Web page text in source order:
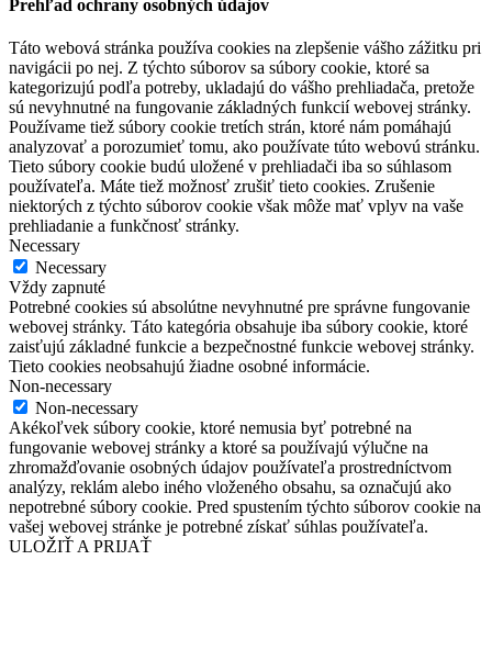
Prehľad ochrany osobných údajov
Táto webová stránka používa cookies na zlepšenie vášho zážitku pri
navigácii po nej. Z týchto súborov sa súbory cookie, ktoré sa
kategorizujú podľa potreby, ukladajú do vášho prehliadača, pretože
sú nevyhnutné na fungovanie základných funkcií webovej stránky.
Používame tiež súbory cookie tretích strán, ktoré nám pomáhajú
analyzovať a porozumieť tomu, ako používate túto webovú stránku.
Tieto súbory cookie budú uložené v prehliadači iba so súhlasom
používateľa. Máte tiež možnosť zrušiť tieto cookies. Zrušenie
niektorých z týchto súborov cookie však môže mať vplyv na vaše
prehliadanie a funkčnosť stránky.
Necessary
Necessary
Vždy zapnuté
Potrebné cookies sú absolútne nevyhnutné pre správne fungovanie
webovej stránky. Táto kategória obsahuje iba súbory cookie, ktoré
zaisťujú základné funkcie a bezpečnostné funkcie webovej stránky.
Tieto cookies neobsahujú žiadne osobné informácie.
Non-necessary
Non-necessary
Akékoľvek súbory cookie, ktoré nemusia byť potrebné na
fungovanie webovej stránky a ktoré sa používajú výlučne na
zhromažďovanie osobných údajov používateľa prostredníctvom
analýzy, reklám alebo iného vloženého obsahu, sa označujú ako
nepotrebné súbory cookie. Pred spustením týchto súborov cookie na
vašej webovej stránke je potrebné získať súhlas používateľa.
ULOŽIŤ A PRIJAŤ